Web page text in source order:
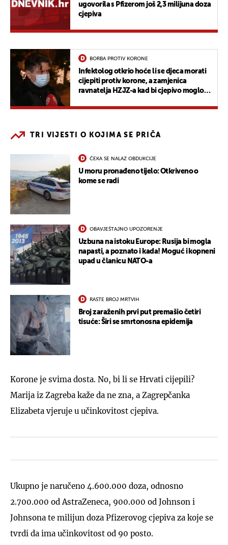
ugovorila s Pfizerom još 2,3 milijuna doza
cjepiva
BORBA PROTIV KORONE
Infektolog otkrio hoće li se djeca morati
cijepiti protiv korone, a zamjenica
ravnatelja HZJZ-a kad bi cjepivo moglo
TRI VIJESTI O KOJIMA SE PRIČA
ČEKA SE NALAZ OBDUKCIJE
U moru pronađeno tijelo: Otkriveno o
kome se radi
OBAVJEŠTAJNO UPOZORENJE
Uzbuna na istoku Europe: Rusija bi mogla
napasti, a poznato i kada! Moguć i kopneni
upad u članicu NATO-a
RASTE BROJ MRTVIH
Broj zaraženih prvi put premašio četiri
tisuće: Širi se smrtonosna epidemija
Korone je svima dosta. No, bi li se Hrvati cijepili?
Marija iz Zagreba kaže da ne zna, a Zagrepčanka
Elizabeta vjeruje u učinkovitost cjepiva.
Ukupno je naručeno 4.600.000 doza, odnosno
2.700.000 od AstraZeneca, 900.000 od Johnson i
Johnsona te milijun doza Pfizerovog cjepiva za koje se
tvrdi da ima učinkovitost od 90 posto.